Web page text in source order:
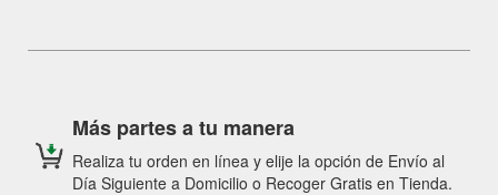
Más partes a tu manera
Realiza tu orden en línea y elije la opción de Envío al
Día Siguiente a Domicilio o Recoger Gratis en Tienda.